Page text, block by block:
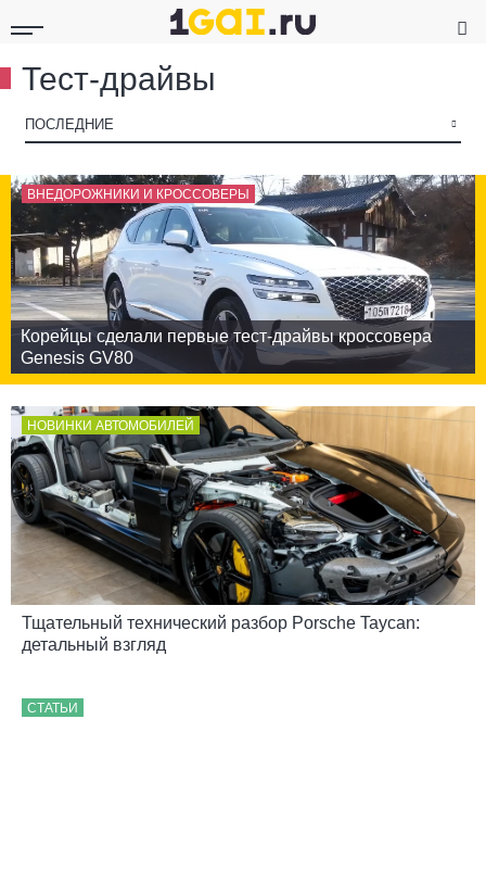
Тест-драйвы
ПОСЛЕДНИЕ ▾
ВНЕДОРОЖНИКИ И КРОССОВЕРЫ
Корейцы сделали первые тест-драйвы кроссовера
Genesis GV80
НОВИНКИ АВТОМОБИЛЕЙ
Тщательный технический разбор Porsche Taycan:
детальный взгляд
СТАТЬИ